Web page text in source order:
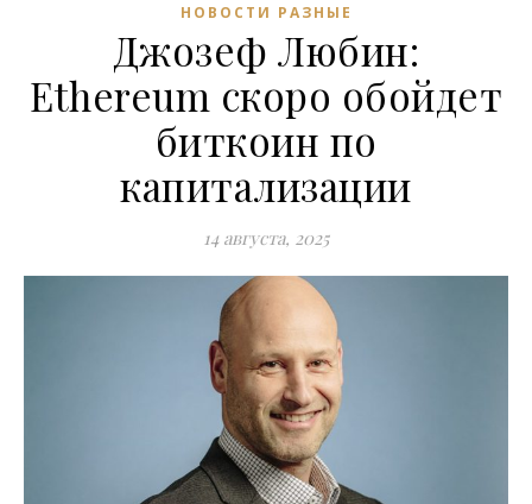
НОВОСТИ РАЗНЫЕ
Джозеф Любин:
Ethereum скоро обойдет
биткоин по
капитализации
14 августа, 2025